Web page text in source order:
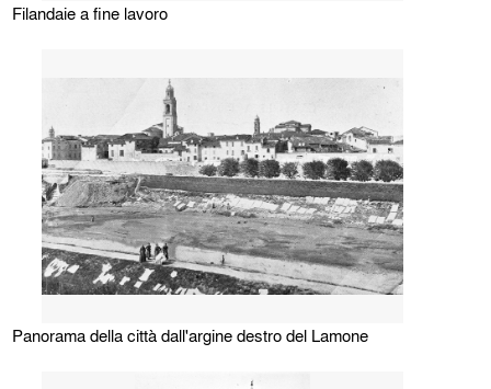
Filandaie a fine lavoro
Panorama della città dall'argine destro del Lamone